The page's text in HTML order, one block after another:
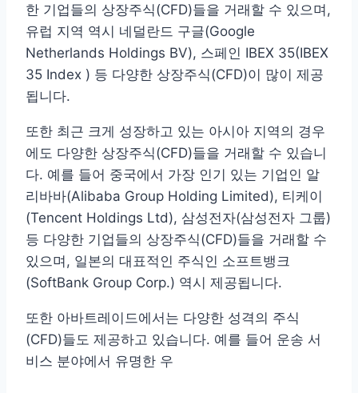
한 기업들의 상장주식(CFD)들을 거래할 수 있으며,
유럽 지역 역시 네덜란드 구글(Google
Netherlands Holdings BV), 스페인 IBEX 35(IBEX
35 Index ) 등 다양한 상장주식(CFD)이 많이 제공
됩니다.
또한 최근 크게 성장하고 있는 아시아 지역의 경우
에도 다양한 상장주식(CFD)들을 거래할 수 있습니
다. 예를 들어 중국에서 가장 인기 있는 기업인 알
리바바(Alibaba Group Holding Limited), 티케이
(Tencent Holdings Ltd), 삼성전자(삼성전자 그룹)
등 다양한 기업들의 상장주식(CFD)들을 거래할 수
있으며, 일본의 대표적인 주식인 소프트뱅크
(SoftBank Group Corp.) 역시 제공됩니다.
또한 아바트레이드에서는 다양한 성격의 주식
(CFD)들도 제공하고 있습니다. 예를 들어 운송 서
비스 분야에서 유명한 우